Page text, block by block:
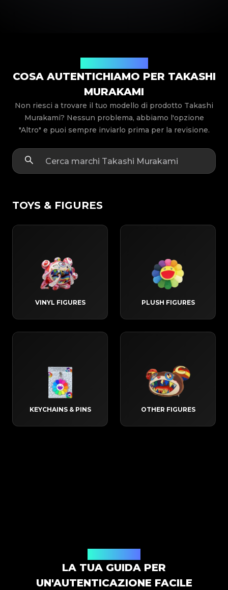
COSA AUTENTICHIAMO PER TAKASHI
MURAKAMI
Non riesci a trovare il tuo modello di prodotto Takashi
Murakami? Nessun problema, abbiamo l'opzione
"Altro" e puoi sempre inviarlo prima per la revisione.
TOYS & FIGURES
VINYL FIGURES PLUSH FIGURES
KEYCHAINS & PINS OTHER FIGURES
LA TUA GUIDA PER
UN'AUTENTICAZIONE FACILE